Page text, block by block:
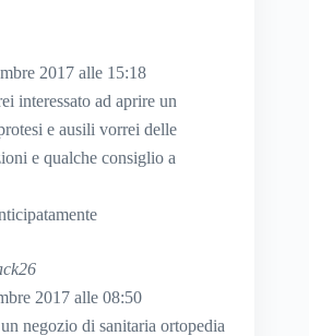
2017 alle 15:18
interessato ad aprire un
e ausili vorrei delle
e qualche consiglio a
2017 alle 08:50
negozio di sanitaria ortopedia